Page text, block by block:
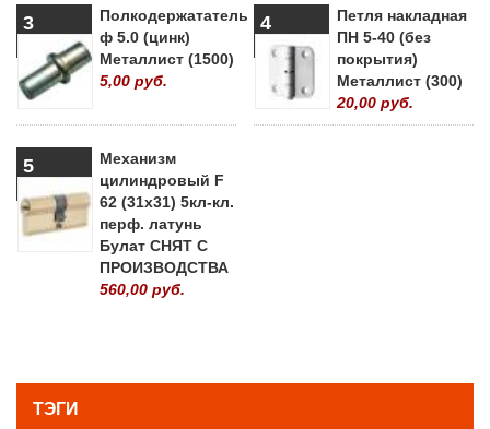
3
Полкодержататель
ф 5.0 (цинк)
Металлист (1500)
5,00 руб.
4
Петля накладная
ПН 5-40 (без
покрытия)
Металлист (300)
20,00 руб.
5
Механизм
цилиндровый F
62 (31х31) 5кл-кл.
перф. латунь
Булат СНЯТ С
ПРОИЗВОДСТВА
560,00 руб.
ТЭГИ